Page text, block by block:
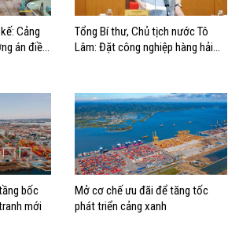
Cảng
án điều
Tổng Bí thư, Chủ tịch nước Tô
Lâm: Đặt công nghiệp hàng hải
biển mạnh
bốc
mới
Mở cơ chế ưu đãi để tăng tốc
phát triển cảng xanh